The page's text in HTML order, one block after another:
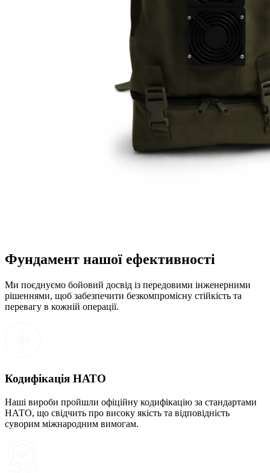
Фундамент нашої ефективності
Ми поєднуємо бойовий досвід із передовими інженерними
рішеннями, щоб забезпечити безкомпромісну стійкість та
перевагу в кожній операції.
Кодифікація НАТО
Наші вироби пройшли офіційну кодифікацію за стандартами
НАТО, що свідчить про високу якість та відповідність
суворим міжнародним вимогам.